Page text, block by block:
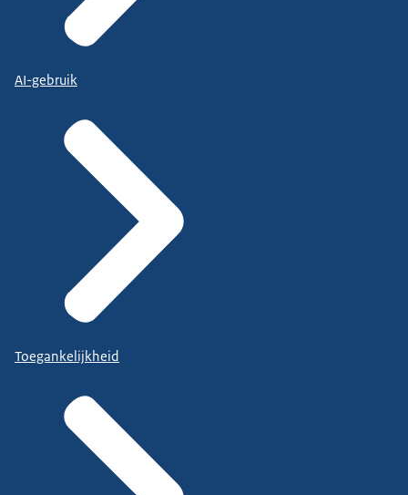
AI-gebruik
Toegankelijkheid